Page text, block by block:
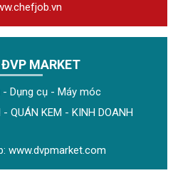
MARKET
- Dụng cụ - Máy móc
QUÁN KEM - KINH DOANH
www.dvpmarket.com